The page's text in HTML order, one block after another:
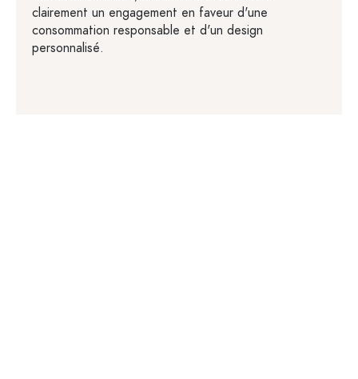
clairement un engagement en faveur d'une
consommation responsable et d'un design
personnalisé.